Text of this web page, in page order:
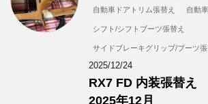
自動車ドアトリム張替え 自動
シフト/シフトブーツ張替え
サイドブレーキグリップ/ブーツ張
2025/12/24
RX7 FD 内装張替
2025年12月